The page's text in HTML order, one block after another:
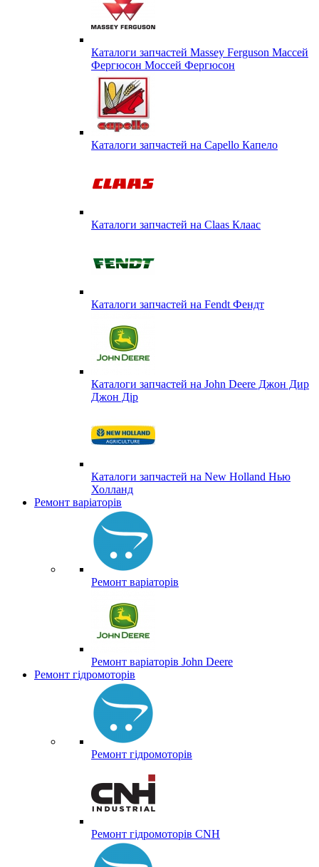
Каталоги запчастей Massey Ferguson Массей
Фергюсон Моссей Фергюсон
Каталоги запчастей на Capello Капело
Каталоги запчастей на Claas Клаас
Каталоги запчастей на Fendt Фендт
Каталоги запчастей на John Deere Джон Дир
Джон Дір
Каталоги запчастей на New Holland Нью
Холланд
Ремонт варіаторів
Ремонт варіаторів
Ремонт варіаторів John Deere
Ремонт гідромоторів
Ремонт гідромоторів
Ремонт гідромоторів CNH